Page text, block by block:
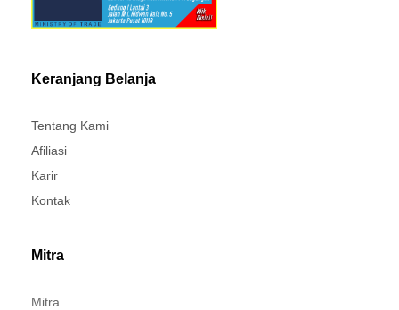
Keranjang Belanja
Tentang Kami
Afiliasi
Karir
Kontak
Mitra
Mitra